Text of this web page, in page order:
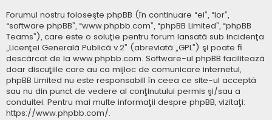
Forumul nostru foloseşte phpBB (în continuare “ei”, “lor”,
“software phpBB”, “www.phpbb.com”, “phpBB Limited”, “phpBB
Teams”), care este o soluţie pentru forum lansată sub incidenţa
„Licenţei Generală Publică v.2” (abreviată „GPL”) şi poate fi
descărcat de la www.phpbb.com. Software-ul phpBB facilitează
doar discuţiile care au ca mijloc de comunicare internetul,
phpBB Limited nu este responsabill în ceea ce site-ul acceptă
sau nu din punct de vedere al conţinutului permis şi/sau a
conduitei. Pentru mai multe informaţii despre phpBB, vizitaţi:
https://www.phpbb.com/.